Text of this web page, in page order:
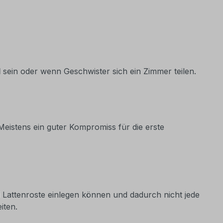
oder wenn Geschwister sich ein Zimmer teilen.
ein guter Kompromiss für die erste
einlegen können und dadurch nicht jede